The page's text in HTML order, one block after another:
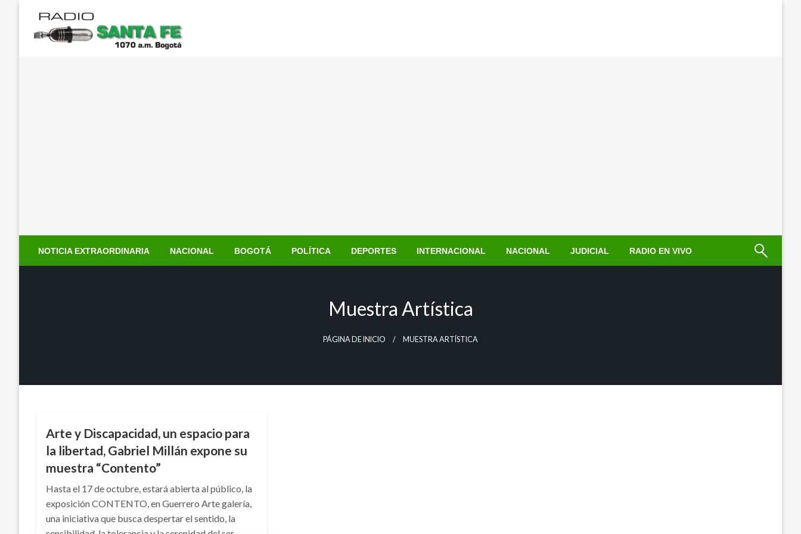
contenido
NOTICIA EXTRAORDINARIA NACIONAL BOGOTÁ POLÍTICA DEPORTES INTERNACIONAL NACIONAL JUDICIAL RADIO EN VIVO
Muestra Artística
PÁGINA DE INICIO MUESTRA ARTÍSTICA
Arte y Discapacidad, un espacio para
la libertad, Gabriel Millán expone su
muestra “Contento”
Hasta el 17 de octubre, estará abierta al público, la
exposición CONTENTO, en Guerrero Arte galería,
una iniciativa que busca despertar el sentido, la